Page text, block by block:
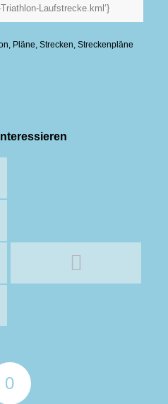
Laufstrecke.kml‘}
Pläne Strecken Streckenpläne
0